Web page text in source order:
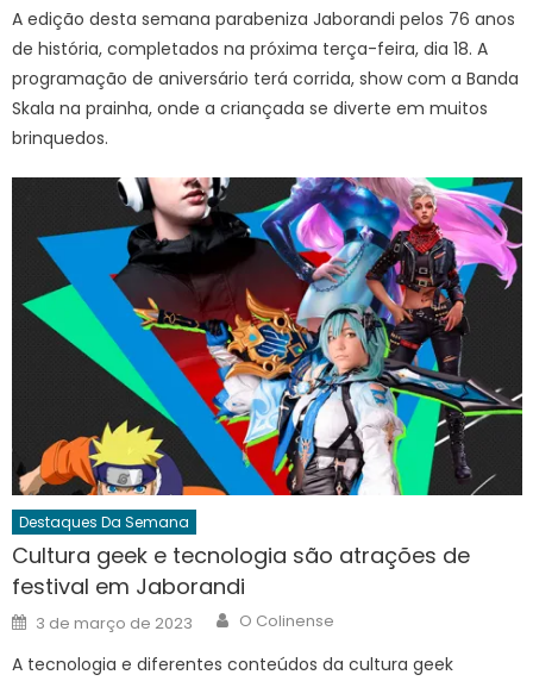
A edição desta semana parabeniza Jaborandi pelos 76 anos
de história, completados na próxima terça-feira, dia 18. A
programação de aniversário terá corrida, show com a Banda
Skala na prainha, onde a criançada se diverte em muitos
brinquedos.
Destaques Da Semana
Cultura geek e tecnologia são atrações de
festival em Jaborandi
Posted
on
3 de março de 2023 Author
O Colinense
A tecnologia e diferentes conteúdos da cultura geek